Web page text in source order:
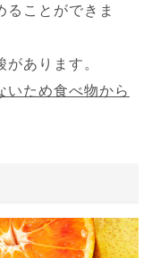
ることができま
あります。
いため食べ物から